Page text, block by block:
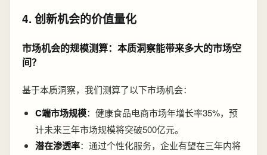
4. 创新机会的价值量化
市场机会的规模测算：本质洞察能带来多大的市场空
间？
基于本质洞察，我们测算了以下市场机会：
C端市场规模：健康食品电商市场年增长率35%，预
计未来三年市场规模将突破500亿元。
潜在渗透率：通过个性化服务，企业有望在三年内将